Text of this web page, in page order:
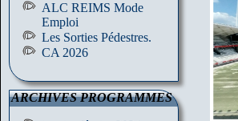
ALC REIMS Mode
Emploi
Les Sorties Pédestres.
CA 2026
ARCHIVES PROGRAMMES